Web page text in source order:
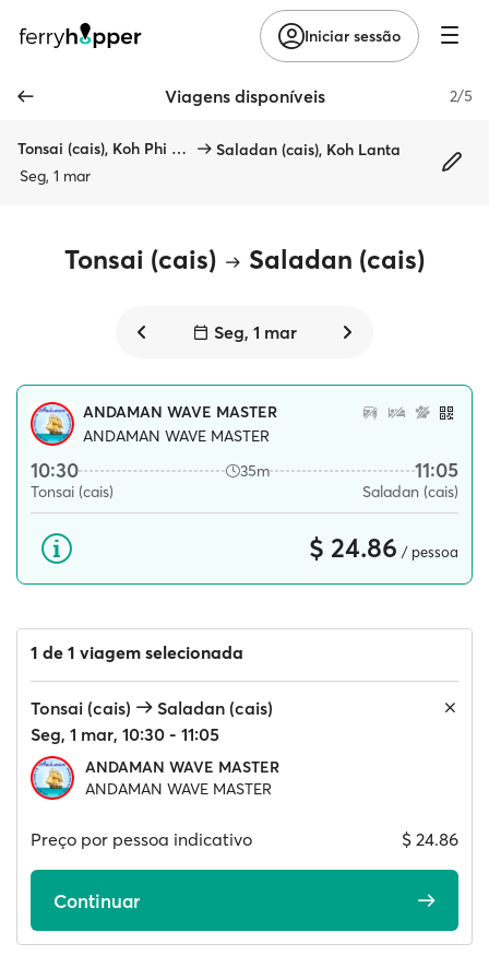
Iniciar sessão
Viagens disponíveis 2/5
Tonsai (cais), Koh Phi Phi
Saladan (cais), Koh Lanta
Seg, 1 mar
Tonsai (cais) Saladan (cais)
Seg, 1 mar
ANDAMAN WAVE MASTER
ANDAMAN WAVE MASTER
10:30 35m 11:05
Tonsai (cais) Saladan (cais)
$ 24.86 / pessoa
1 de 1 viagem selecionada
Tonsai (cais)
Saladan (cais)
Seg, 1 mar, 10:30 - 11:05
ANDAMAN WAVE MASTER
ANDAMAN WAVE MASTER
Preço por pessoa indicativo $ 24.86
Continuar